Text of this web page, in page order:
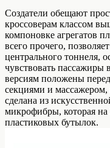
Создатели обещают
кроссоверам классом
компоновке агрегатов
всего прочего,
центрального тоннеля,
чувствовать пассажиры
версиям положены
секциями и
сделана из
микрофибры, которая на
пластиковых бутылок.